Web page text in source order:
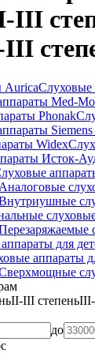
III
III
AuricaСлуховые
Med-
Phonak
Siemens
Widex
Исток-
Аналоговые
для
аппараты
II-III степень
до